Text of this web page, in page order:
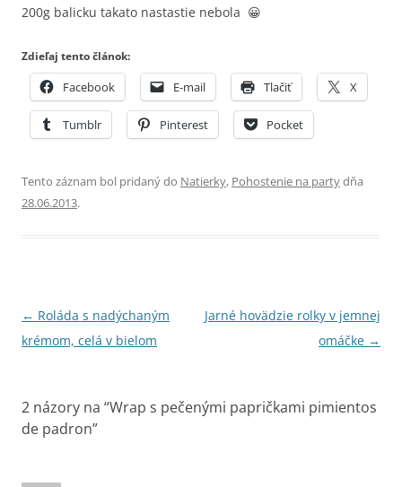
200g balicku takato nastastie nebola 😀
Zdieľaj tento článok:
Facebook E-mail Tlačiť X
Tumblr Pinterest Pocket
Tento záznam bol pridaný do Natierky, Pohostenie na partydňa
28.06.2013.
Navigácia
článkami
← Roláda s nadýchaným
krémom, celá v bielom
Jarné hovädzie rolky v jemnej
omáčke →
2 názory na “Wrap s pečenými papričkami pimientos
de padron”